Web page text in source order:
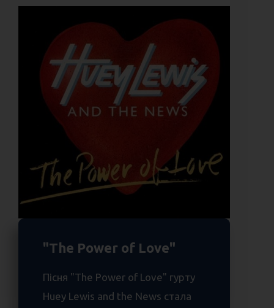
"The Power of Love"
Пісня "The Power of Love" гурту
Huey Lewis and the News стала